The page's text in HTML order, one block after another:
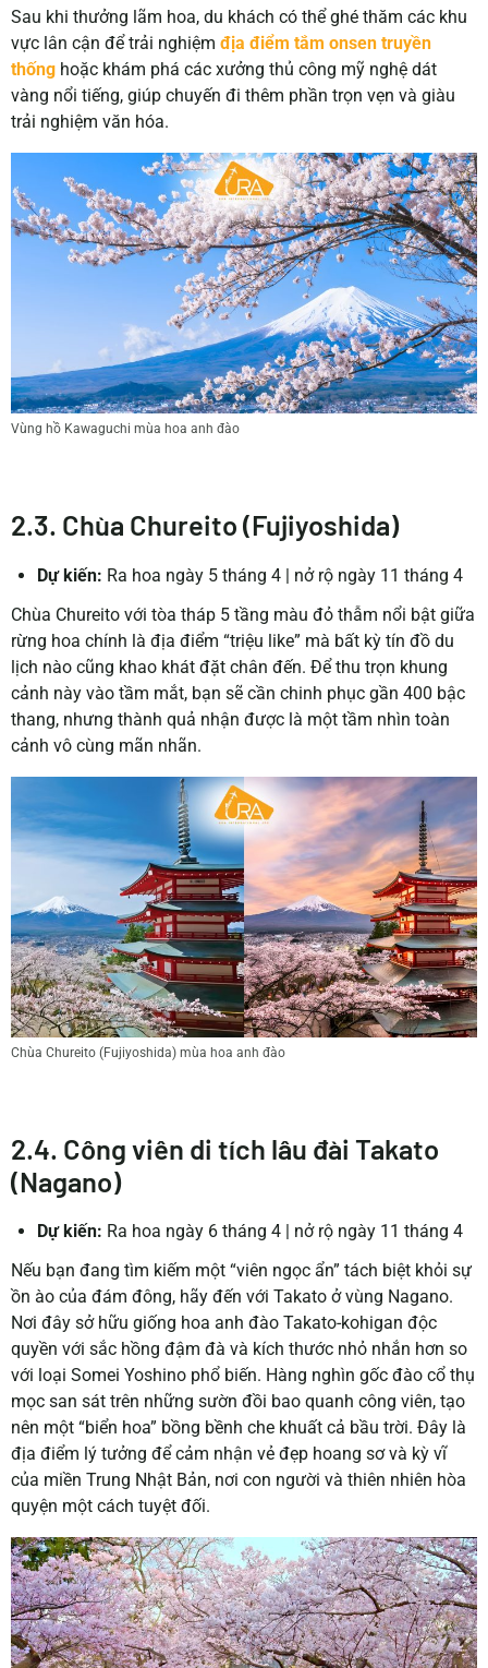
Sau khi thưởng lãm hoa, du khách có thể ghé thăm các khu
vực lân cận để trải nghiệmđịa điểm tắm onsen truyền
thống hoặc khám phá các xưởng thủ công mỹ nghệ dát
vàng nổi tiếng, giúp chuyến đi thêm phần trọn vẹn và giàu
trải nghiệm văn hóa.
Vùng hồ Kawaguchi mùa hoa anh đào
2.3. Chùa Chureito (Fujiyoshida)
Dự kiến: Ra hoa ngày 5 tháng 4 | nở rộ ngày 11 tháng 4
Chùa Chureito với tòa tháp 5 tầng màu đỏ thẫm nổi bật giữa
rừng hoa chính là địa điểm “triệu like” mà bất kỳ tín đồ du
lịch nào cũng khao khát đặt chân đến. Để thu trọn khung
cảnh này vào tầm mắt, bạn sẽ cần chinh phục gần 400 bậc
thang, nhưng thành quả nhận được là một tầm nhìn toàn
cảnh vô cùng mãn nhãn.
Chùa Chureito (Fujiyoshida) mùa hoa anh đào
2.4. Công viên di tích lâu đài Takato
(Nagano)
Dự kiến: Ra hoa ngày 6 tháng 4 | nở rộ ngày 11 tháng 4
Nếu bạn đang tìm kiếm một “viên ngọc ẩn” tách biệt khỏi sự
ồn ào của đám đông, hãy đến với Takato ở vùng Nagano.
Nơi đây sở hữu giống hoa anh đào Takato-kohigan độc
quyền với sắc hồng đậm đà và kích thước nhỏ nhắn hơn so
với loại Somei Yoshino phổ biến. Hàng nghìn gốc đào cổ thụ
mọc san sát trên những sườn đồi bao quanh công viên, tạo
nên một “biển hoa” bồng bềnh che khuất cả bầu trời. Đây là
địa điểm lý tưởng để cảm nhận vẻ đẹp hoang sơ và kỳ vĩ
của miền Trung Nhật Bản, nơi con người và thiên nhiên hòa
quyện một cách tuyệt đối.